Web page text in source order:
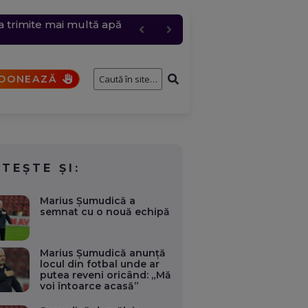
trimite mai multă apă
întâmplă cu cererile și
fiscală
orașe. La Avrig ard 50
pentru „Anna”
ȘI:
Marius Șumudică a
semnat cu o nouă echipă
Marius Șumudică anunță
locul din fotbal unde ar
putea reveni oricând: „Mă
voi întoarce acasă”